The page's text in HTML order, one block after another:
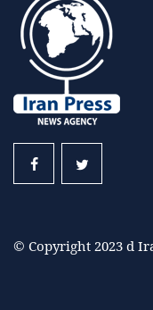
© Copyright 2023 d